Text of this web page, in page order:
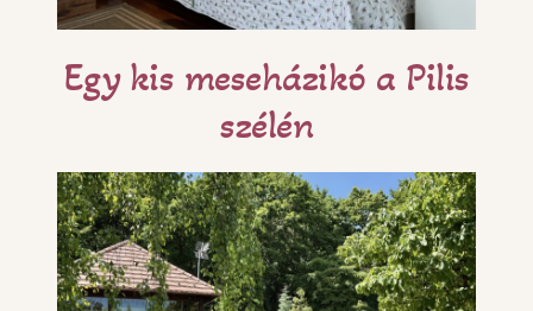
Egy kis meseházikó a Pilis
szélén